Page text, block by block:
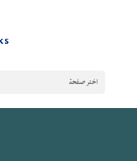
اختر صفحة